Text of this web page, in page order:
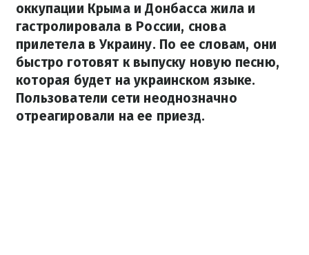
оккупации Крыма и Донбасса жила и
гастролировала в России, снова
прилетела в Украину. По ее словам, они
быстро готовят к выпуску новую песню,
которая будет на украинском языке.
Пользователи сети неоднозначно
отреагировали на ее приезд.